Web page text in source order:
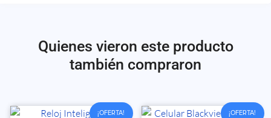
Quienes vieron este producto
también compraron
¡OFERTA! ¡OFERTA!